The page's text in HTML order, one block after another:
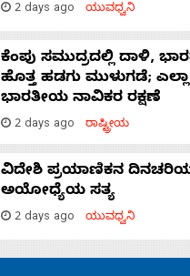
2 days ago ಯುವಧ್ವನಿ
ಕೆಂಪು ಸಮುದ್ರದಲ್ಲಿ ದಾಳಿ,
ಹೊತ್ತ ಹಡಗು ಮುಳುಗಡೆ;
ಭಾರತೀಯ ನಾವಿಕರ ರಕ್ಷಣೆ
2 days ago ರಾಷ್ಟ್ರೀಯ
ವಿದೇಶಿ ಪ್ರಯಾಣಿಕನ
ಅಯೋಧ್ಯೆಯ ಸತ್ಯ
2 days ago ಯುವಧ್ವನಿ